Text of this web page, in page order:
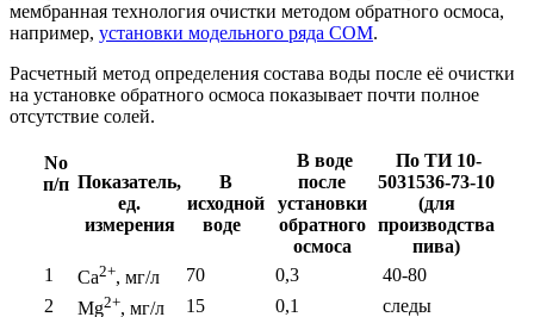
мембранная технология очистки методом обратного осмоса,
например, установки модельного ряда СОМ.
Расчетный метод определения состава воды после её очистки
на установке обратного осмоса показывает почти полное
отсутствие солей.
No
п/п Показатель,
ед.
измерения
В
исходной
воде
В воде
после
установки
обратного
осмоса
По ТИ 10-
5031536-73-10
(для
производства
пива)
1
Ca2+, мг/л 70 0,3
40-80
2
Mg2+, мг/л 15 0,1 следы